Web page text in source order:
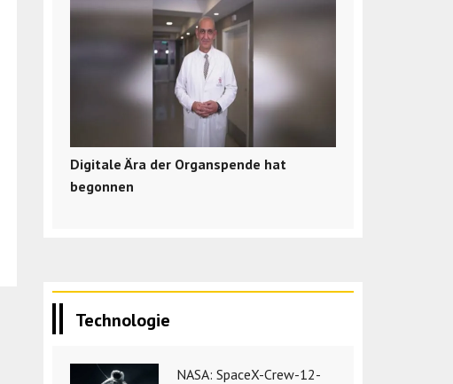
Digitale Ära der Organspende hat
begonnen
Technologie
NASA: SpaceX-Crew-12-